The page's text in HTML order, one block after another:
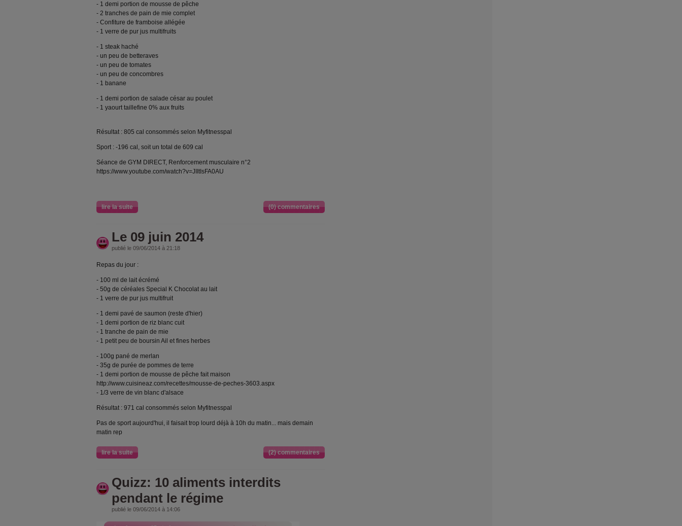
- 1 demi portion de mousse de pêche
- 2 tranches de pain de mie complet
- Confiture de framboise allégée
- 1 verre de pur jus multifruits
- 1 steak haché
- un peu de betteraves
- un peu de tomates
- un peu de concombres
- 1 banane
- 1 demi portion de salade césar au poulet
- 1 yaourt taillefine 0% aux fruits
Résultat : 805 cal consommés selon Myfitnesspal
Sport : -196 cal, soit un total de 609 cal
Séance de GYM DIRECT, Renforcement musculaire n°2
https://www.youtube.com/watch?v=JIItIsFA0AU
lire la suite (0) commentaires
Le 09 juin 2014
publié le 09/06/2014 à 21:18
Repas du jour :
- 100 ml de lait écrémé
- 50g de céréales Special K Chocolat au lait
- 1 verre de pur jus multifruit
- 1 demi pavé de saumon (reste d'hier)
- 1 demi portion de riz blanc cuit
- 1 tranche de pain de mie
- 1 petit peu de boursin Ail et fines herbes
- 100g pané de merlan
- 35g de purée de pommes de terre
- 1 demi portion de mousse de pêche fait maison
http://www.cuisineaz.com/recettes/mousse-de-peches-3603.aspx
- 1/3 verre de vin blanc d'alsace
Résultat : 971 cal consommés selon Myfitnesspal
Pas de sport aujourd'hui, il faisait trop lourd déjà à 10h du matin... mais demain
matin rep
lire la suite (2) commentaires
Quizz: 10 aliments interdits
pendant le régime
publié le 09/06/2014 à 14:06